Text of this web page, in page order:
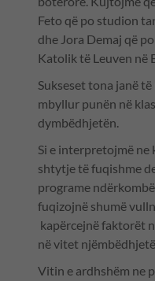
Feto që po studion
dhe Jora Demaj që
Katolik të Leuven në
Sukseset tona janë të
mbyllur punën në
dymbëdhjetën.
Si e interpretojmë
shtytje të fuqishme
programe
fuqizojnë shumë
kapërcejnë faktorët
në vitet
Vitin e ardhshëm ne